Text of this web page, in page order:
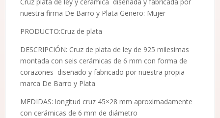
nuestra firma De Barro y Plata Genero: Mujer
PRODUCTO:Cruz de plata
DESCRIPCIÓN: Cruz de plata de ley de 925 milesimas
montada con seis cerámicas de 6 mm con forma de
corazones diseñado y fabricado por nuestra propia
marca De Barro y Plata
MEDIDAS: longitud cruz 45×28 mm aproximadamente
con cerámicas de 6 mm de diámetro